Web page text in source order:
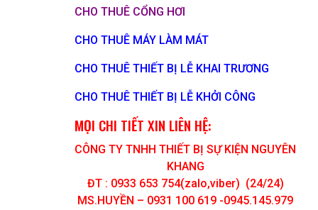
CHO THUÊ CỔNG HƠI
CHO THUÊ MÁY LÀM MÁT
CHO THUÊ THIẾT BỊ LỄ KHAI TRƯƠNG
CHO THUÊ THIẾT BỊ LỄ KHỞI CÔNG
MỌI CHI TIẾT XIN LIÊN HỆ:
CÔNG TY TNHH THIẾT BỊ SỰ KIỆN NGUYÊN
KHANG
ĐT : 0933 653 754(zalo,viber) (24/24)
MS.HUYỀN – 0931 100 619 -0945.145.979